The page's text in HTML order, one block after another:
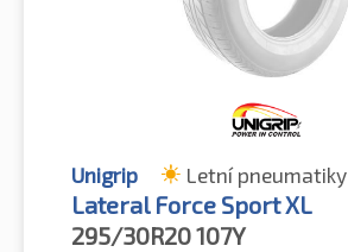
Unigrip Letní pneumatiky
Lateral Force Sport XL
295/30R20107Y